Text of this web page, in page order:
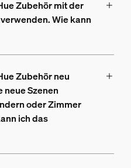
Zubehör mit der
Wie kann
Zubehör neu
Szenen
oder Zimmer
ich das